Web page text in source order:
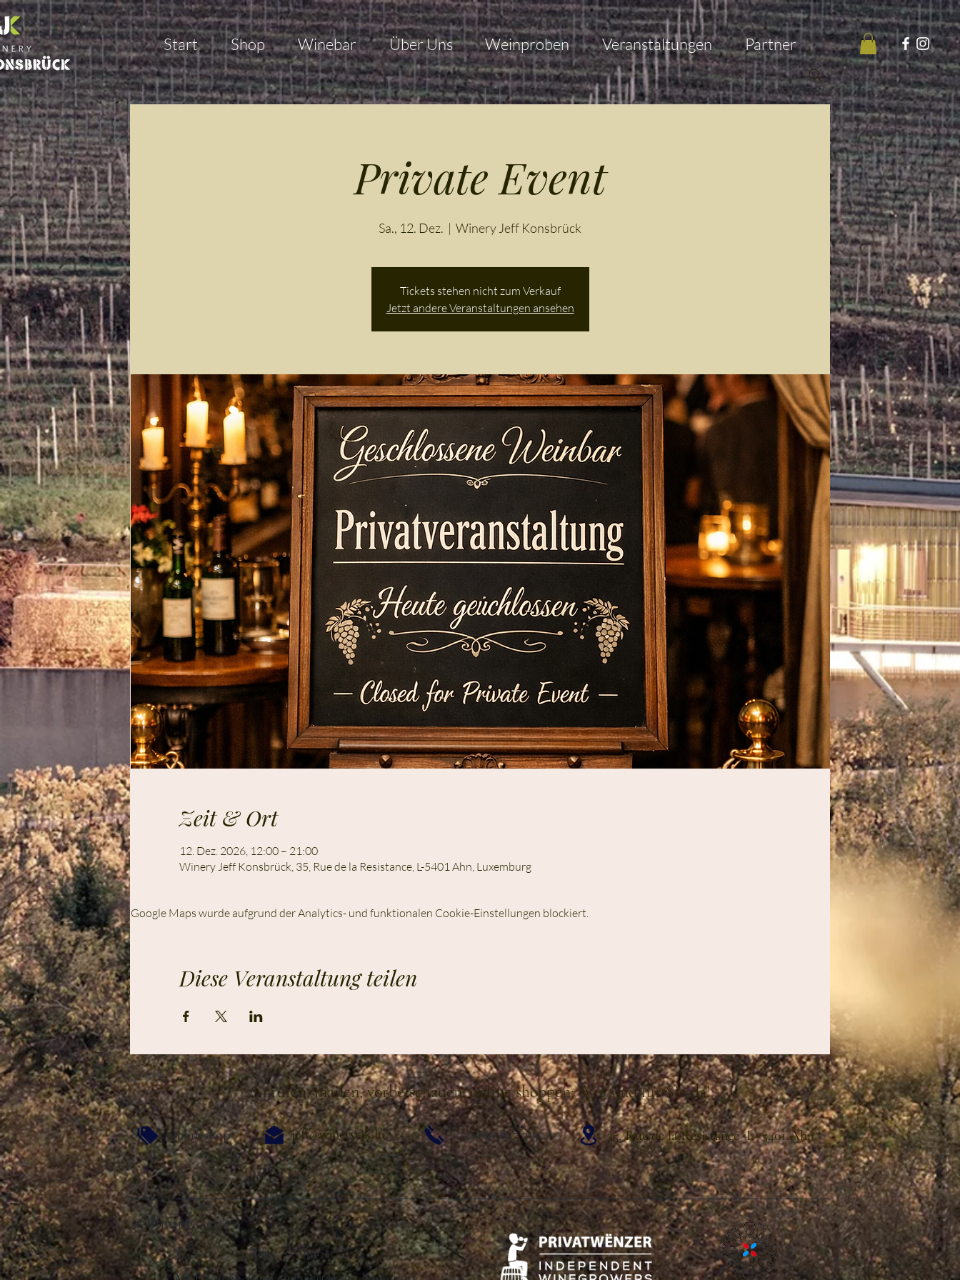
Start Shop Winebar Über Uns Weinproben Veranstaltungen Partner
Private Event
Sa., 12. Dez.
  |
Winery Jeff Konsbrück
Tickets stehen nicht zum Verkauf
Jetzt andere Veranstaltungen ansehen
Zeit & Ort
12. Dez. 2026, 12:00 – 21:00
Winery Jeff Konsbrück, 35, Rue de la Resistance, L-5401 Ahn, Luxemburg
Google Maps wurde aufgrund der Analytics- und funktionalen Cookie-Einstellungen blockiert.
Diese Veranstaltung teilen
Anrufen, mailen, vorbeischauen, online shoppen: Wir sind für Sie da!
Onlineshop jeff@winery-jk.lu +352 691 827 319 35, Rue de la Résistance L- 5401 Ahn
Öffnungszeiten:
März - August: